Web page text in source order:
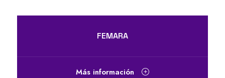
FEMARA
Más información